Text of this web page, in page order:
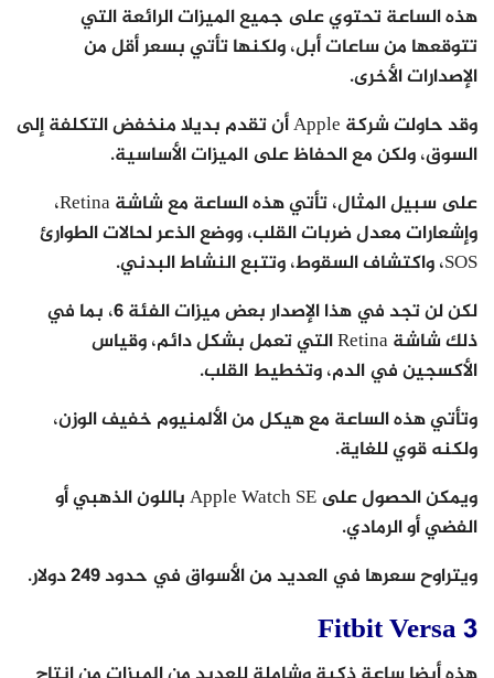
هذه الساعة تحتوي على جميع الميزات الرائعة التي
تتوقعها من ساعات أبل، ولكنها تأتي بسعر أقل من
الإصدارات الأخرى.
وقد حاولت شركة Apple أن تقدم بديلا منخفض التكلفة إلى
السوق، ولكن مع الحفاظ على الميزات الأساسية.
على سبيل المثال، تأتي هذه الساعة مع شاشة Retina،
وإشعارات معدل ضربات القلب، ووضع الذعر لحالات الطوارئ
SOS، واكتشاف السقوط، وتتبع النشاط البدني.
لكن لن تجد في هذا الإصدار بعض ميزات الفئة 6، بما في
ذلك شاشة Retina التي تعمل بشكل دائم، وقياس
الأكسجين في الدم، وتخطيط القلب.
وتأتي هذه الساعة مع هيكل من الألمنيوم خفيف الوزن،
ولكنه قوي للغاية.
ويمكن الحصول على Apple Watch SE باللون الذهبي أو
الفضي أو الرمادي.
ويتراوح سعرها في العديد من الأسواق في حدود 249 دولار.
Fitbit Versa 3